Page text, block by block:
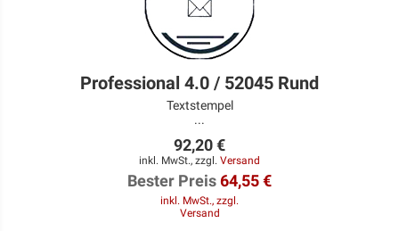
Professional 4.0 / 52045 Rund
Textstempel
...
92,20 €
inkl. MwSt., zzgl. Versand
Bester Preis64,55 €
inkl. MwSt., zzgl.
Versand